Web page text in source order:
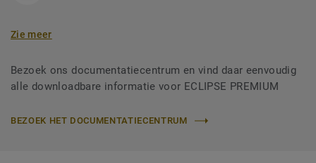
Zie meer
Bezoek ons documentatiecentrum en vind daar eenvoudig
alle downloadbare informatie voor ECLIPSE PREMIUM
BEZOEK HET DOCUMENTATIECENTRUM